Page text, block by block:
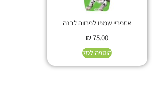
אספריי שמפו לפרווה לבנה
₪75.00
הוספה לסל